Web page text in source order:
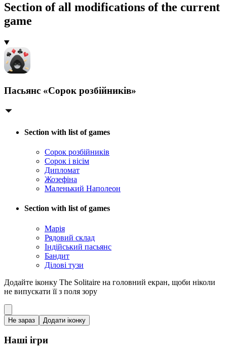
Section of all modifications of the current
game
Пасьянс «Сорок розбійників»
Section with list of games
Сорок розбійників
Сорок і вісім
Дипломат
Жозефіна
Маленький Наполеон
Section with list of games
Марія
Рядовий склад
Індійський пасьянс
Бандит
Ділові тузи
Додайте іконку The Solitaire на головний екран, щоби ніколи
не випускати її з поля зору
Не зараз Додати іконку
Наші ігри